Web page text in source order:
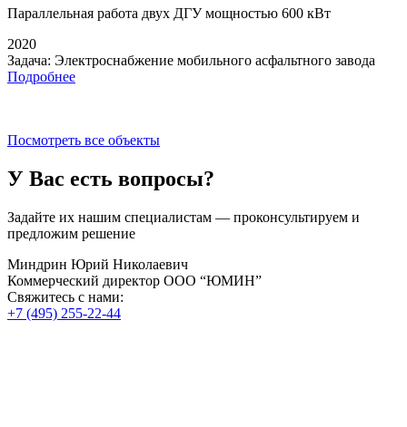
Параллельная работа двух ДГУ мощностью 600 кВт
2020
Задача: Электроснабжение мобильного асфальтного завода
Подробнее
Посмотреть все объекты
У Вас есть вопросы?
Задайте их нашим специалистам — проконсультируем и
предложим решение
Миндрин Юрий Николаевич
Коммерческий директор ООО “ЮМИН”
Свяжитесь с нами:
+7 (495) 255-22-44